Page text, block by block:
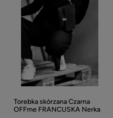
Torebka skórzana Czarna
OFFme FRANCUSKA Nerka